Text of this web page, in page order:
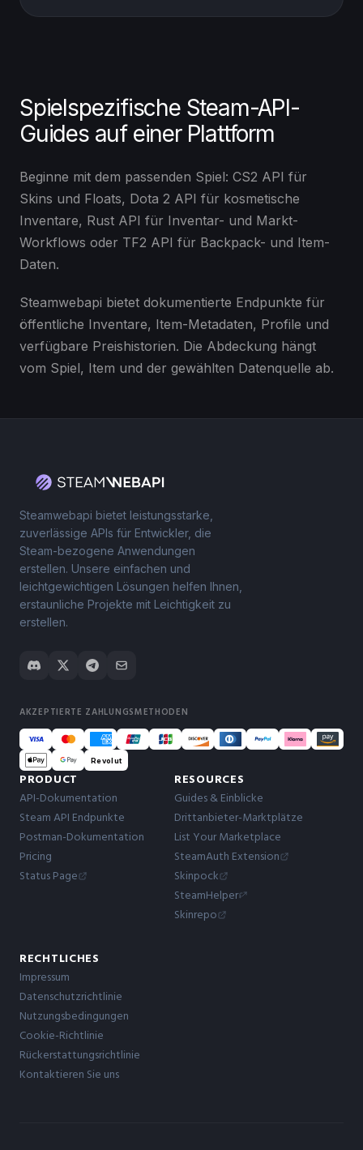
Spielspezifische Steam-API-
Guides auf einer Plattform
Beginne mit dem passenden Spiel: CS2 API für
Skins und Floats, Dota 2 API für kosmetische
Inventare, Rust API für Inventar- und Markt-
Workflows oder TF2 API für Backpack- und Item-
Daten.
Steamwebapi bietet dokumentierte Endpunkte für
öffentliche Inventare, Item-Metadaten, Profile und
verfügbare Preishistorien. Die Abdeckung hängt
vom Spiel, Item und der gewählten Datenquelle ab.
Steamwebapi bietet leistungsstarke,
zuverlässige APIs für Entwickler, die
Steam-bezogene Anwendungen
erstellen. Unsere einfachen und
leichtgewichtigen Lösungen helfen Ihnen,
erstaunliche Projekte mit Leichtigkeit zu
erstellen.
AKZEPTIERTE ZAHLUNGSMETHODEN
Revolut
PRODUCT
API-Dokumentation
Steam API Endpunkte
Postman-Dokumentation
Pricing
Status Page
RESOURCES
Guides & Einblicke
Drittanbieter-Marktplätze
List Your Marketplace
SteamAuth Extension
Skinpock
SteamHelper
Skinrepo
RECHTLICHES
Impressum
Datenschutzrichtlinie
Nutzungsbedingungen
Cookie-Richtlinie
Rückerstattungsrichtlinie
Kontaktieren Sie uns